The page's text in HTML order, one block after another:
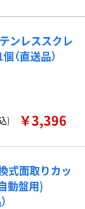
ンレススクレ
（直送品）
) ￥3,396
式面取りカッ
動盤用)